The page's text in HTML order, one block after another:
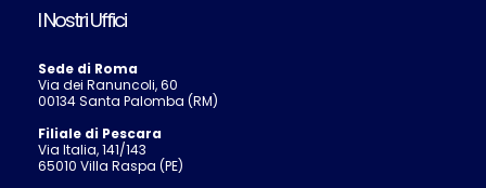
I Nostri Uffici
Sede di Roma
Via dei Ranuncoli, 60
00134 Santa Palomba (RM)
Filiale di Pescara
Via Italia, 141/143
65010 Villa Raspa (PE)